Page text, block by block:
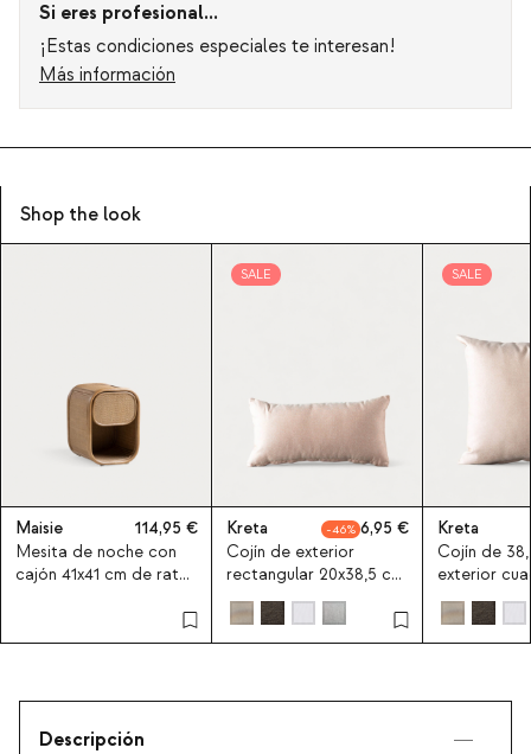
Si eres profesional...
¡Estas condiciones especiales te interesan!
Más información
Shop the look
Maisie
114,95
Mesita de noche con
cajón 41x41 cm de ratán
SALE
Kreta 46
6,95
Cojín de exterior
rectangular 20x38,5 cm
de tela Kreta
SALE
Kreta
Cojín de
exterior
tela Kreta
Descripción